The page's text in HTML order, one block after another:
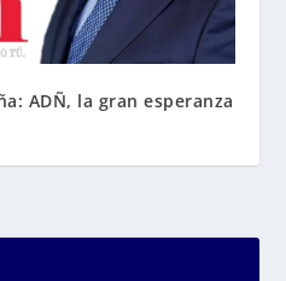
ADÑ, la gran esperanza